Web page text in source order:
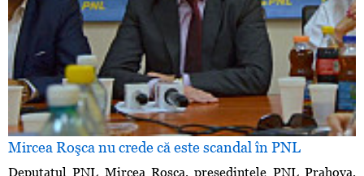
Mircea Roşca nu crede că este scandal în PNL
Deputatul PNL Mircea Roşca, preşedintele PNL Prahova,